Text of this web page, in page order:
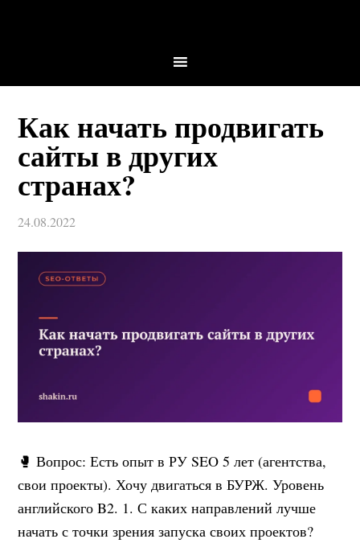
Как начать продвигать
сайты в других
странах?
24.08.2022
🥊 Вопрос: Есть опыт в РУ SEO 5 лет (агентства,
свои проекты). Хочу двигаться в БУРЖ. Уровень
английского B2. 1. С каких направлений лучше
начать с точки зрения запуска своих проектов?